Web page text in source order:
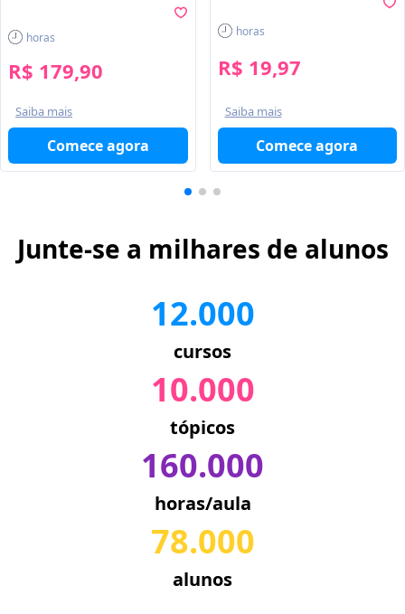
horas
R$ 179,90
Saiba mais
Comece agora
horas
R$ 19,97
Saiba mais
Comece agora
Junte-se a milhares de alunos
12.000
cursos
10.000
tópicos
160.000
horas/aula
78.000
alunos